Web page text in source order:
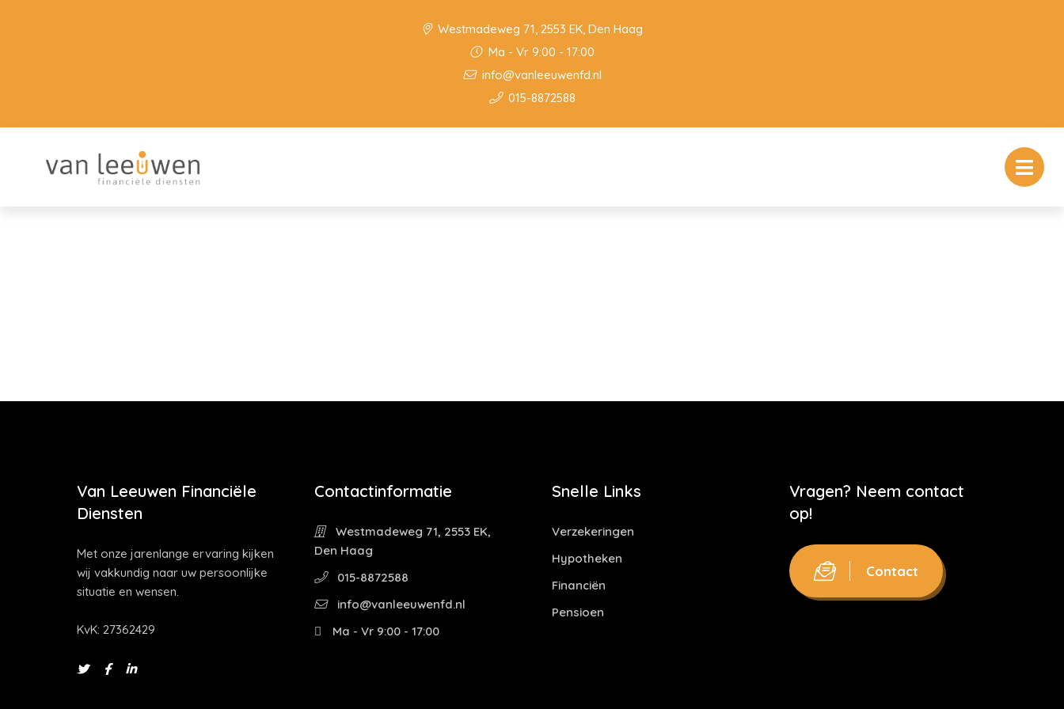
Westmadeweg 71, 2553 EK, Den Haag
Ma - Vr 9:00 - 17:00
info@vanleeuwenfd.nl
015-8872588
Van Leeuwen Financiële
Diensten
Met onze jarenlange ervaring kijken
wij vakkundig naar uw persoonlijke
situatie en wensen.
KvK: 27362429
Contactinformatie
Westmadeweg 71, 2553 EK,
Den Haag
015-8872588
info@vanleeuwenfd.nl
Ma - Vr 9:00 - 17:00
Snelle Links
Verzekeringen
Hypotheken
Financiën
Pensioen
Vragen? Neem contact
op!
Contact